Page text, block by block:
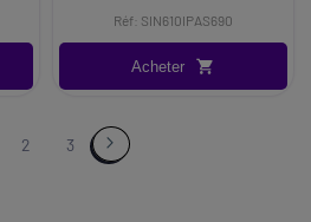
Réf: SIN610IPAS690
Acheter
2 3